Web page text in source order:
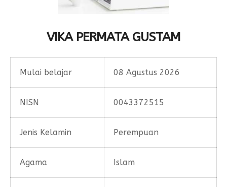
SOP Pengelola Keuangan
Kalender Akademik
VIKA PERMATA GUSTAM
Mulai belajar 08 Agustus 2026
NISN 0043372515
Jenis Kelamin Perempuan
Agama Islam